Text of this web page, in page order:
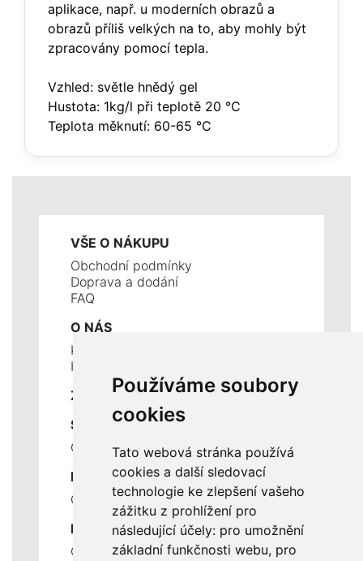
Používáme soubory
cookies
Tato webová stránka používá
cookies a další sledovací
technologie ke zlepšení vašeho
zážitku z prohlížení pro
následující účely: pro umožnění
základní funkčnosti webu, pro
aplikace, např. u moderních obrazů a
obrazů příliš velkých na to, aby mohly být
zpracovány pomocí tepla.
Vzhled: světle hnědý gel
Hustota: 1kg/l při teplotě 20 °C
Teplota měknutí: 60-65 °C
VŠE O NÁKUPU
Obchodní podmínky
Doprava a dodání
FAQ
O NÁS
Kontakty
Historie a současnost
ZÁKLADNÍ ÚDAJE
SLUŽBY
Ceník servisních prací
DŮLEŽITÉ INFORMACE
Ochrana osobních údajů
RYCHLÉ ODKAZY
Odstoupení od smlouvy